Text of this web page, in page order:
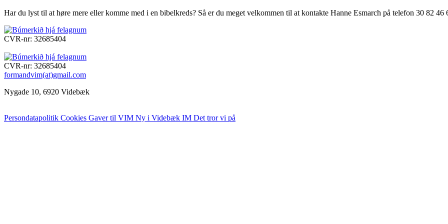
Har du lyst til at høre mere eller komme med i en bibelkreds? Så er du meget velkommen til at kontakte Hanne Esmarch på telefon 30 82 46
CVR-nr: 32685404
CVR-nr: 32685404
formandvim(at)gmail.com
Nygade 10, 6920 Videbæk
Persondatapolitik Cookies Gaver til VIM Ny i Videbæk IM Det tror vi på